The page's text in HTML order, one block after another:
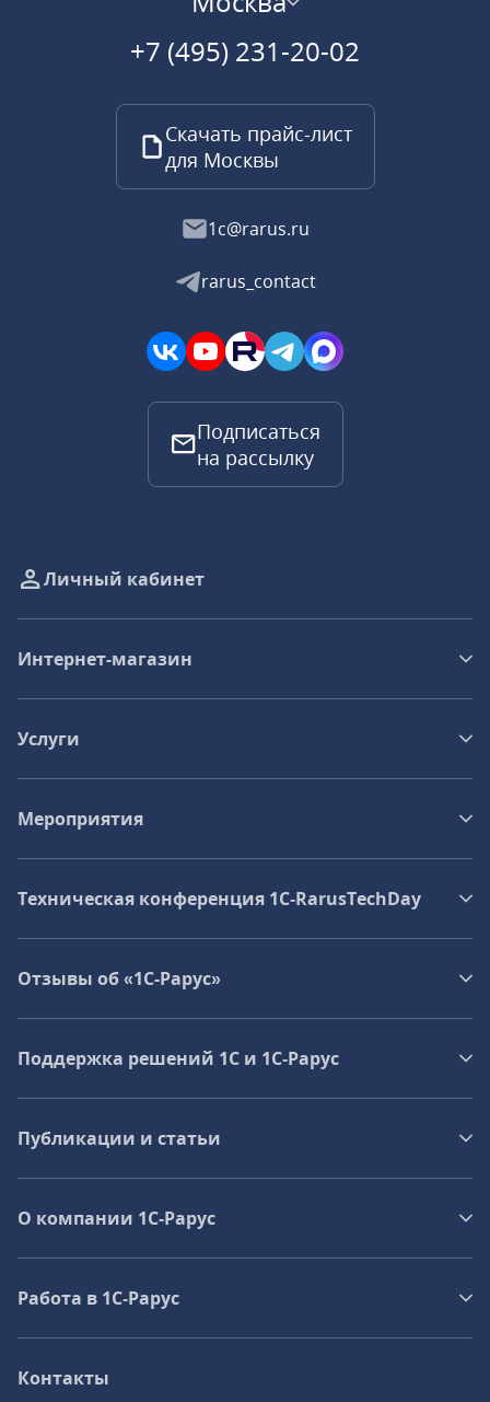
+7 (495) 231-20-02
Скачать прайс-лист
для Москвы
1c@rarus.ru
rarus_contact
Подписаться
на рассылку
Личный кабинет
Интернет-магазин
Услуги
Мероприятия
Техническая конференция 1C‑RarusTechDay
Отзывы об «1С-Рарус»
Поддержка решений 1С и 1С‑Рарус
Публикации и статьи
О компании 1C-Рарус
Работа в 1С‑Рарус
Контакты